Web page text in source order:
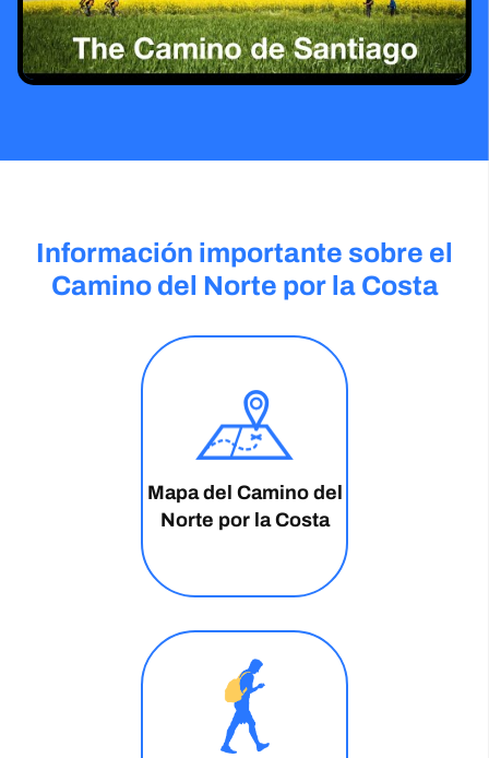
Información importante sobre el
Camino del Norte por la Costa
Mapa del Camino del
Norte por la Costa